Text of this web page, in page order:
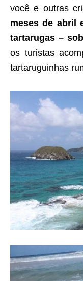
você e outras
meses de abril
tartarugas –
os turistas
tartaruguinhas